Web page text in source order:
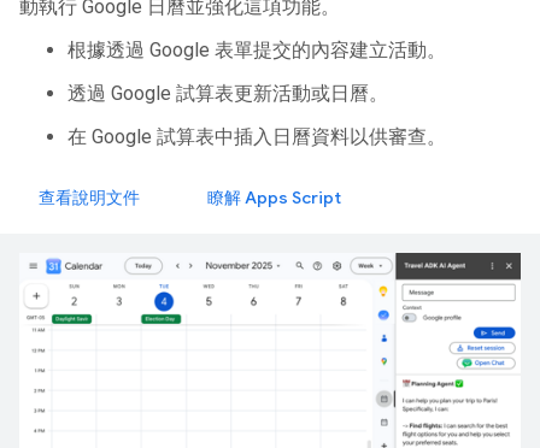
動執行 Google 日曆並強化這項功能。
根據透過 Google 表單提交的內容建立活動。
透過 Google 試算表更新活動或日曆。
在 Google 試算表中插入日曆資料以供審查。
查看說明文件 瞭解 Apps Script